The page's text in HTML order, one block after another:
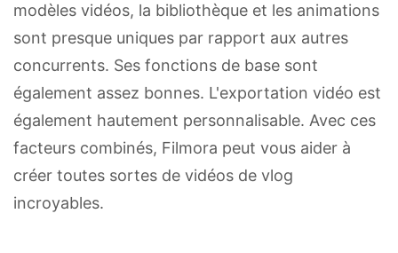
modèles vidéos, la bibliothèque et les animations
sont presque uniques par rapport aux autres
concurrents. Ses fonctions de base sont
également assez bonnes. L'exportation vidéo est
également hautement personnalisable. Avec ces
facteurs combinés, Filmora peut vous aider à
créer toutes sortes de vidéos de vlog
incroyables.